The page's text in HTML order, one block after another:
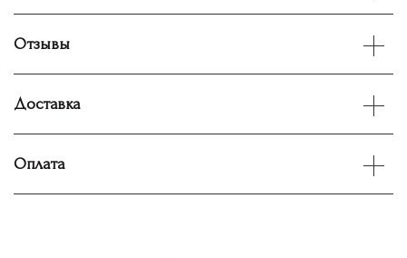
Отзывы
Доставка
Оплата